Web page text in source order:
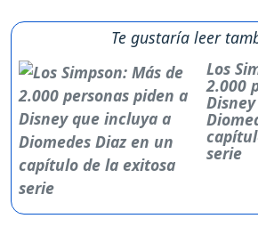
Te gustaría leer
Los
2.000
serie